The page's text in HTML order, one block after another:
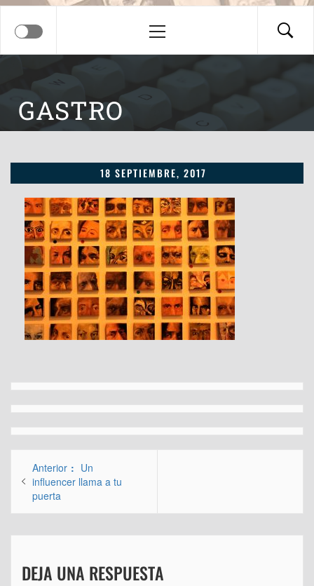
principal
GASTRO
18 SEPTIEMBRE, 2017
Navegación
de
entradas
Anterior
Entrada
anterior:
Un
influencer llama a tu
puerta
DEJA UNA RESPUESTA